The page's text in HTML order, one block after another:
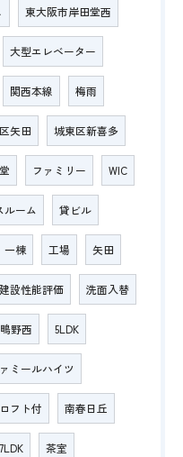
東大阪市岸田堂西
大型エレベーター
関西本線 梅雨
矢田 城東区新喜多
ファミリー WIC
ルーム 貸ビル
一棟 工場 矢田
建設性能評価 洗面入替
鴫野西 5LDK
ミールハイツ
ロフト付 南春日丘
7LDK 茶室